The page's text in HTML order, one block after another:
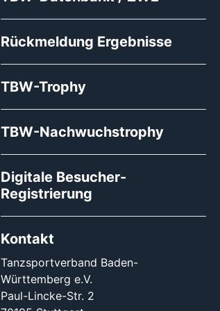
Rückmeldung Ergebnisse
TBW-Trophy
TBW-Nachwuchstrophy
Digitale Besucher-
Registrierung
Kontakt
Tanzsportverband Baden-
Württemberg e.V.
Paul-Lincke-Str. 2